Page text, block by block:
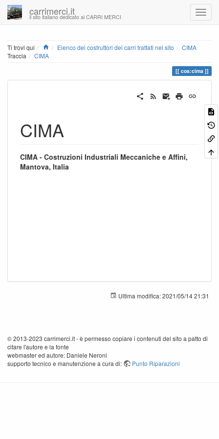
carrimerci.it
il sito italiano dedicato ai CARRI MERCI
Ti trovi qui Home
Elenco dei costruttori dei carri trattati nel sito
CIMA
Traccia
CIMA
cos:cima
CIMA
CIMA - Costruzioni Industriali Meccaniche e Affini,
Mantova, Italia
Ultima modifica:2021/05/14 21:31
© 2013-2023 carrimerci.it - è permesso copiare i contenuti del sito a patto di
citare l'autore e la fonte
webmaster ed autore: Daniele Neroni
supporto tecnico e manutenzione a cura di:
Punto Riparazioni